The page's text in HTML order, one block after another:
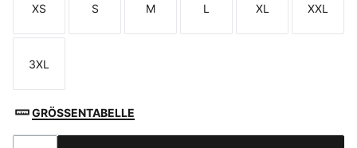
Größe
XS
Größe
S
Größe
M
Größe
L
Größe
XL
Größe
XXL
Größe
3XL
GRÖSSENTABELLE